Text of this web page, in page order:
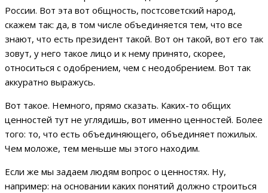
России. Вот эта вот общность, постсоветский народ,
скажем так: да, в том числе объединяется тем, что все
знают, что есть президент такой. Вот он такой, вот его так
зовут, у него такое лицо и к нему принято, скорее,
относиться с одобрением, чем с неодобрением. Вот так
аккуратно выражусь.
Вот такое. Немного, прямо сказать. Каких-то общих
ценностей тут не углядишь, вот именно ценностей. Более
того: то, что есть объединяющего, объединяет пожилых.
Чем моложе, тем меньше мы этого находим.
Если же мы задаем людям вопрос о ценностях. Ну,
например: на основании каких понятий должно строиться